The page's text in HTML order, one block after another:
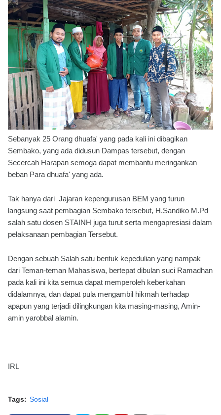
Sebanyak 25 Orang dhuafa' yang pada kali ini dibagikan
Sembako, yang ada didusun Dampas tersebut, dengan
Secercah Harapan semoga dapat membantu meringankan
beban Para dhuafa' yang ada.
Tak hanya dari Jajaran kepengurusan BEM yang turun
langsung saat pembagian Sembako tersebut, H.Sandiko M.Pd
salah satu dosen STAINH juga turut serta mengapresiasi dalam
pelaksanaan pembagian Tersebut.
Dengan sebuah Salah satu bentuk kepedulian yang nampak
dari Teman-teman Mahasiswa, bertepat dibulan suci Ramadhan
pada kali ini kita semua dapat memperoleh keberkahan
didalamnya, dan dapat pula mengambil hikmah terhadap
apapun yang terjadi dilingkungan kita masing-masing, Amin-
amin yarobbal alamin.
IRL
Tags: Sosial